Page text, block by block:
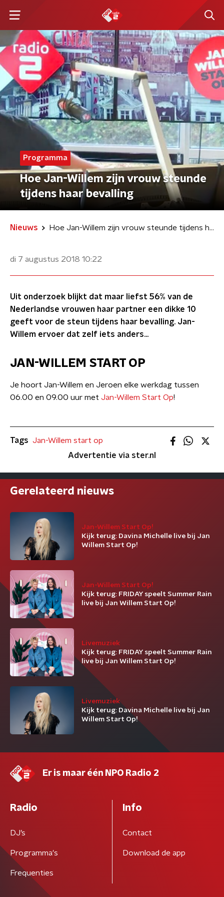
Programma
Hoe Jan-Willem zijn vrouw steunde
tijdens haar bevalling
Nieuws Hoe Jan-Willem zijn vrouw steunde tijdens haar bevalling
di 7 augustus 2018 10:22
Uit onderzoek blijkt dat maar liefst 56% van de
Nederlandse vrouwen haar partner een dikke 10
geeft voor de steun tijdens haar bevalling. Jan-
Willem ervoer dat zelf iets anders...
JAN-WILLEM START OP
Je hoort Jan-Willem en Jeroen elke werkdag tussen
06.00 en 09.00 uur met Jan-Willem Start Op!
Tags Jan-Willem start op
Advertentie via ster.nl
Gerelateerd nieuws
Jan-Willem Start Op!
Kijk terug: Davina Michelle live bij Jan
Willem Start Op!
Jan-Willem Start Op!
Kijk terug: FRIDAY speelt Summer Rain
live bij Jan Willem Start Op!
Livemuziek
Kijk terug: FRIDAY speelt Summer Rain
live bij Jan Willem Start Op!
Livemuziek
Kijk terug: Davina Michelle live bij Jan
Willem Start Op!
Er is maar één NPO Radio 2
Radio
DJ’s
Programma's
Frequenties
Info
Contact
Download de app